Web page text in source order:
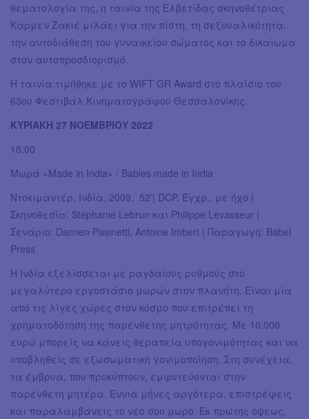
θεματολογία της, η ταινία της Ελβετίδας σκηνοθέτριας
Κάρμεν Ζακιέ μιλάει για την πίστη, τη σεξουαλικότητα,
την αυτοδιάθεση του γυναικείου σώματος και το δικαίωμα
στον αυτοπροσδιορισμό.
Η ταινία τιμήθηκε με το WIFT GR Award στο πλαίσιο του
63ου Φεστιβάλ Κινηματογράφου Θεσσαλονίκης.
ΚΥΡΙΑΚΗ 27 ΝΟΕΜΒΡΙΟΥ 2022
18:00
Μωρά «Made in India» / Babies made in India
Ντοκιμαντέρ, Ινδία, 2009, 52’| DCP, Έγχρ., με ήχο |
Σκηνοθεσία: Stéphanie Lebrun και Philippe Levasseur |
Σενάριο: Damien Pasinetti, Antoine Imbert | Παραγωγή: Babel
Press
Η Ινδία εξελίσσεται με ραγδαίους ρυθμούς στο
μεγαλύτερο εργοστάσιο μωρών στον πλανήτη. Είναι μία
από τις λίγες χώρες στον κόσμο που επιτρέπει τη
χρηματοδότηση της παρένθετης μητρότητας. Με 10.000
ευρώ μπορείς να κάνεις θεραπεία υπογονιμότητας και να
υποβληθείς σε εξωσωματική γονιμοποίηση. Στη συνέχεια,
τα έμβρυα, που προκύπτουν, εμφυτεύονται στην
παρένθετη μητέρα. Εννιά μήνες αργότερα, επιστρέφεις
και παραλαμβάνεις το νέο σου μωρό. Εκ πρώτης όψεως,